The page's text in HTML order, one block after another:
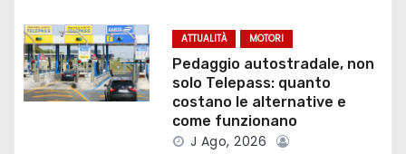
i
o
n
ATTUALITÀ MOTORI
Pedaggio autostradale, non
solo Telepass: quanto
costano le alternative e
come funzionano
J Ago, 2026